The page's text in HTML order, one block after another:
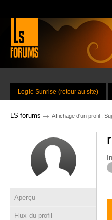
Logic-Sunrise (retour au site)
LS forums → Affichage d'un profil :
Aperçu
Flux du profil